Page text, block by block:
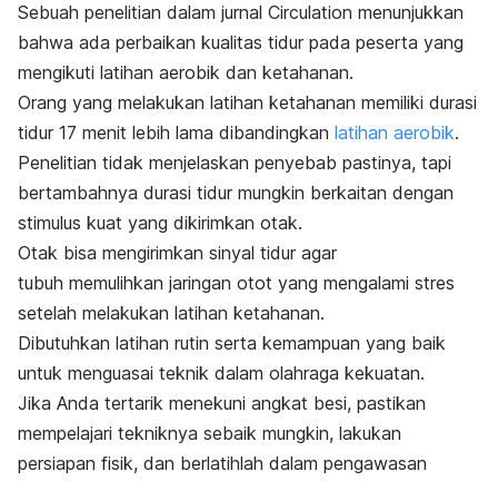
Sebuah penelitian dalam jurnal Circulation menunjukkan
bahwa ada perbaikan kualitas tidur pada peserta yang
mengikuti latihan aerobik dan ketahanan.
Orang yang melakukan latihan ketahanan memiliki durasi
tidur 17 menit lebih lama dibandingkan latihan aerobik.
Penelitian tidak menjelaskan penyebab pastinya, tapi
bertambahnya durasi tidur mungkin berkaitan dengan
stimulus kuat yang dikirimkan otak.
Otak bisa mengirimkan sinyal tidur agar
tubuh memulihkan jaringan otot yang mengalami stres
setelah melakukan latihan ketahanan.
Dibutuhkan latihan rutin serta kemampuan yang baik
untuk menguasai teknik dalam olahraga kekuatan.
Jika Anda tertarik menekuni angkat besi, pastikan
mempelajari tekniknya sebaik mungkin, lakukan
persiapan fisik, dan berlatihlah dalam pengawasan